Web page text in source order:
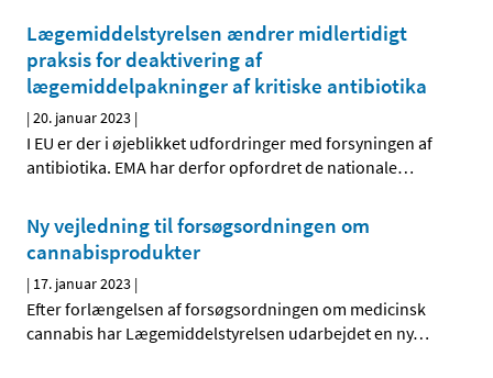
Lægemiddelstyrelsen ændrer midlertidigt
praksis for deaktivering af
lægemiddelpakninger af kritiske antibiotika
|20. januar 2023 |
I EU er der i øjeblikket udfordringer med forsyningen af
antibiotika. EMA har derfor opfordret de nationale…
Ny vejledning til forsøgsordningen om
cannabisprodukter
| 17. januar 2023 |
Efter forlængelsen af forsøgsordningen om medicinsk
cannabis har Lægemiddelstyrelsen udarbejdet en ny…